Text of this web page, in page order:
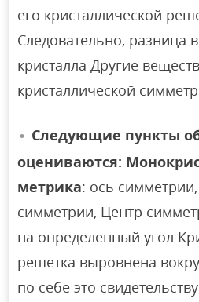
его кристаллической
Следовательно, разница
кристалла Другие
кристаллической
Следующие пункты
оцениваются:
метрика: ось
симметрии, Центр
на определенный угол
решетка выровнена
по себе это